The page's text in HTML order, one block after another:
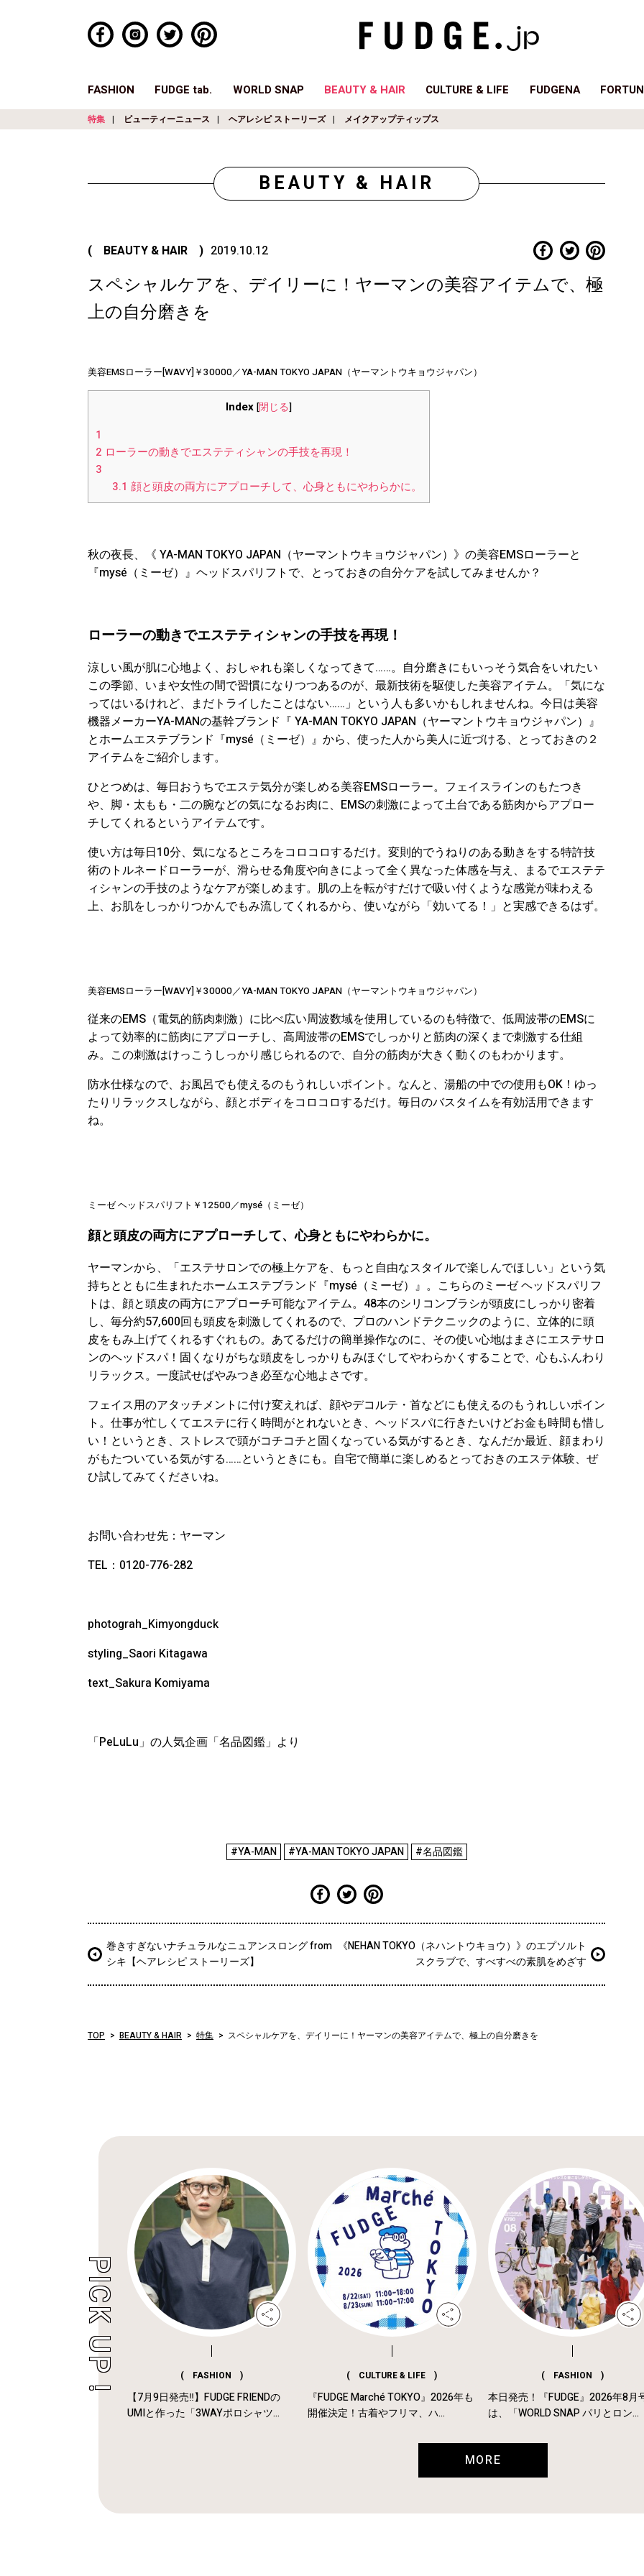
FASHION FUDGE tab. WORLD SNAP BEAUTY & HAIR CULTURE & LIFE FUDGENA
特集 ビューティーニュース ヘアレシピ ストーリーズ メイクアップティップス
BEAUTY & HAIR
( BEAUTY & HAIR ) 2019.10.12
スペシャルケアを、デイリーに！ヤーマンの美容アイテムで、極
上の自分磨きを
美容EMSローラー[WAVY]￥30000／YA-MAN TOKYO JAPAN（ヤーマントウキョウジャパン）
Index [閉じる]
1
2 ローラーの動きでエステティシャンの手技を再現！
3
3.1 顔と頭皮の両方にアプローチして、心身ともにやわらかに。
秋の夜長、《 YA-MAN TOKYO JAPAN（ヤーマントウキョウジャパン）》の美容EMSローラーと
『mysé（ミーゼ）』ヘッドスパリフトで、とっておきの自分ケアを試してみませんか？
ローラーの動きでエステティシャンの手技を再現！
涼しい風が肌に心地よく、おしゃれも楽しくなってきて……。自分磨きにもいっそう気合をいれたい
この季節、いまや女性の間で習慣になりつつあるのが、最新技術を駆使した美容アイテム。「気にな
ってはいるけれど、まだトライしたことはない……」という人も多いかもしれませんね。今日は美容
機器メーカーYA-MANの基幹ブランド『 YA-MAN TOKYO JAPAN（ヤーマントウキョウジャパン）』
とホームエステブランド『mysé（ミーゼ）』から、使った人から美人に近づける、とっておきの２
アイテムをご紹介します。
ひとつめは、毎日おうちでエステ気分が楽しめる美容EMSローラー。フェイスラインのもたつき
や、脚・太もも・二の腕などの気になるお肉に、EMSの刺激によって土台である筋肉からアプロー
チしてくれるというアイテムです。
使い方は毎日10分、気になるところをコロコロするだけ。変則的でうねりのある動きをする特許技
術のトルネードローラーが、滑らせる角度や向きによって全く異なった体感を与え、まるでエステテ
ィシャンの手技のようなケアが楽しめます。肌の上を転がすだけで吸い付くような感覚が味わえる
上、お肌をしっかりつかんでもみ流してくれるから、使いながら「効いてる！」と実感できるはず。
美容EMSローラー[WAVY]￥30000／YA-MAN TOKYO JAPAN（ヤーマントウキョウジャパン）
従来のEMS（電気的筋肉刺激） に比べ広い周波数域を使用しているのも特徴で、低周波帯のEMSに
よって効率的に筋肉にアプローチし、高周波帯のEMSでしっかりと筋肉の深くまで刺激する仕組
み。この刺激はけっこうしっかり感じられるので、自分の筋肉が大きく動くのもわかります。
防水仕様なので、お風呂でも使えるのもうれしいポイント。なんと、湯船の中での使用もOK！ゆっ
たりリラックスしながら、顔とボディをコロコロするだけ。毎日のバスタイムを有効活用できます
ね。
ミーゼ ヘッドスパリフト￥12500／mysé（ミーゼ）
顔と頭皮の両方にアプローチして、心身ともにやわらかに。
ヤーマンから、「エステサロンでの極上ケアを、もっと自由なスタイルで楽しんでほしい」という気
持ちとともに生まれたホームエステブランド『mysé（ミーゼ）』。こちらのミーゼ ヘッドスパリフ
トは、顔と頭皮の両方にアプローチ可能なアイテム。48本のシリコンブラシが頭皮にしっかり密着
し、毎分約57,600回も頭皮を刺激してくれるので、プロのハンドテクニックのように、立体的に頭
皮をもみ上げてくれるすぐれもの。あてるだけの簡単操作なのに、その使い心地はまさにエステサロ
ンのヘッドスパ！固くなりがちな頭皮をしっかりもみほぐしてやわらかくすることで、心もふんわり
リラックス。一度試せばやみつき必至な心地よさです。
フェイス用のアタッチメントに付け変えれば、顔やデコルテ・首などにも使えるのもうれしいポイン
ト。仕事が忙しくてエステに行く時間がとれないとき、ヘッドスパに行きたいけどお金も時間も惜し
い！というとき、ストレスで頭がコチコチと固くなっている気がするとき、なんだか最近、顔まわり
がもたついている気がする……というときにも。自宅で簡単に楽しめるとっておきのエステ体験、ぜ
ひ試してみてくださいね。
お問い合わせ先：ヤーマン
TEL：0120-776-282
photograh_Kimyongduck
styling_Saori Kitagawa
text_Sakura Komiyama
「PeLuLu」の人気企画「名品図鑑」より
#YA-MAN #YA-MAN TOKYO JAPAN #名品図鑑
巻きすぎないナチュラルなニュアンスロング from
シキ【ヘアレシピ ストーリーズ】
《NEHAN TOKYO（ネハントウキョウ）》のエプソルト
スクラブで、すべすべの素肌をめざす
TOP BEAUTY & HAIR 特集 スペシャルケアを、デイリーに！ヤーマンの美容アイテムで、極上の自分磨きを
( FASHION )
【7月9日発売‼︎】FUDGE FRIENDの
UMIと作った「3WAYポロシャツ...
( CULTURE & LIFE )
『FUDGE Marché TOKYO』2026年も
開催決定！古着やフリマ、ハ...
( FASHION )
本日発売！『FUDGE』2026年8月
は、「WORLD SNAP パリとロン...
MORE